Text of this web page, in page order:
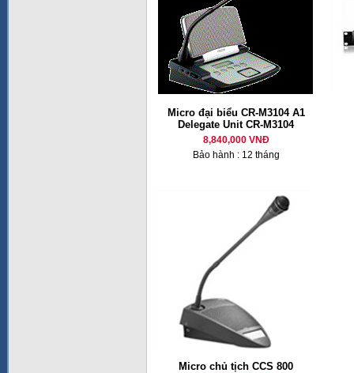
Micro đại biểu CR-M3104 A1
Delegate Unit CR-M3104
8,840,000 VNĐ
Bảo hành : 12 tháng
Micro chủ tịch CCS 800